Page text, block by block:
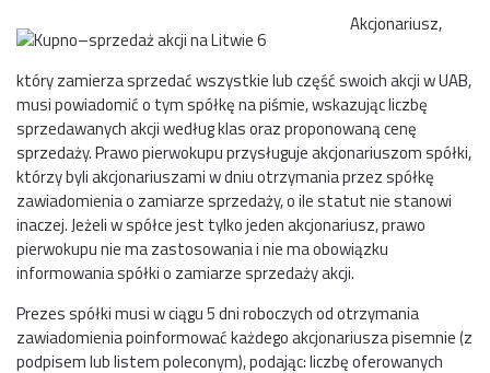
Akcjonariusz,
który zamierza sprzedać wszystkie lub część swoich akcji w UAB,
musi powiadomić o tym spółkę na piśmie, wskazując liczbę
sprzedawanych akcji według klas oraz proponowaną cenę
sprzedaży. Prawo pierwokupu przysługuje akcjonariuszom spółki,
którzy byli akcjonariuszami w dniu otrzymania przez spółkę
zawiadomienia o zamiarze sprzedaży, o ile statut nie stanowi
inaczej. Jeżeli w spółce jest tylko jeden akcjonariusz, prawo
pierwokupu nie ma zastosowania i nie ma obowiązku
informowania spółki o zamiarze sprzedaży akcji.
Prezes spółki musi w ciągu 5 dni roboczych od otrzymania
zawiadomienia poinformować każdego akcjonariusza pisemnie (z
podpisem lub listem poleconym), podając: liczbę oferowanych